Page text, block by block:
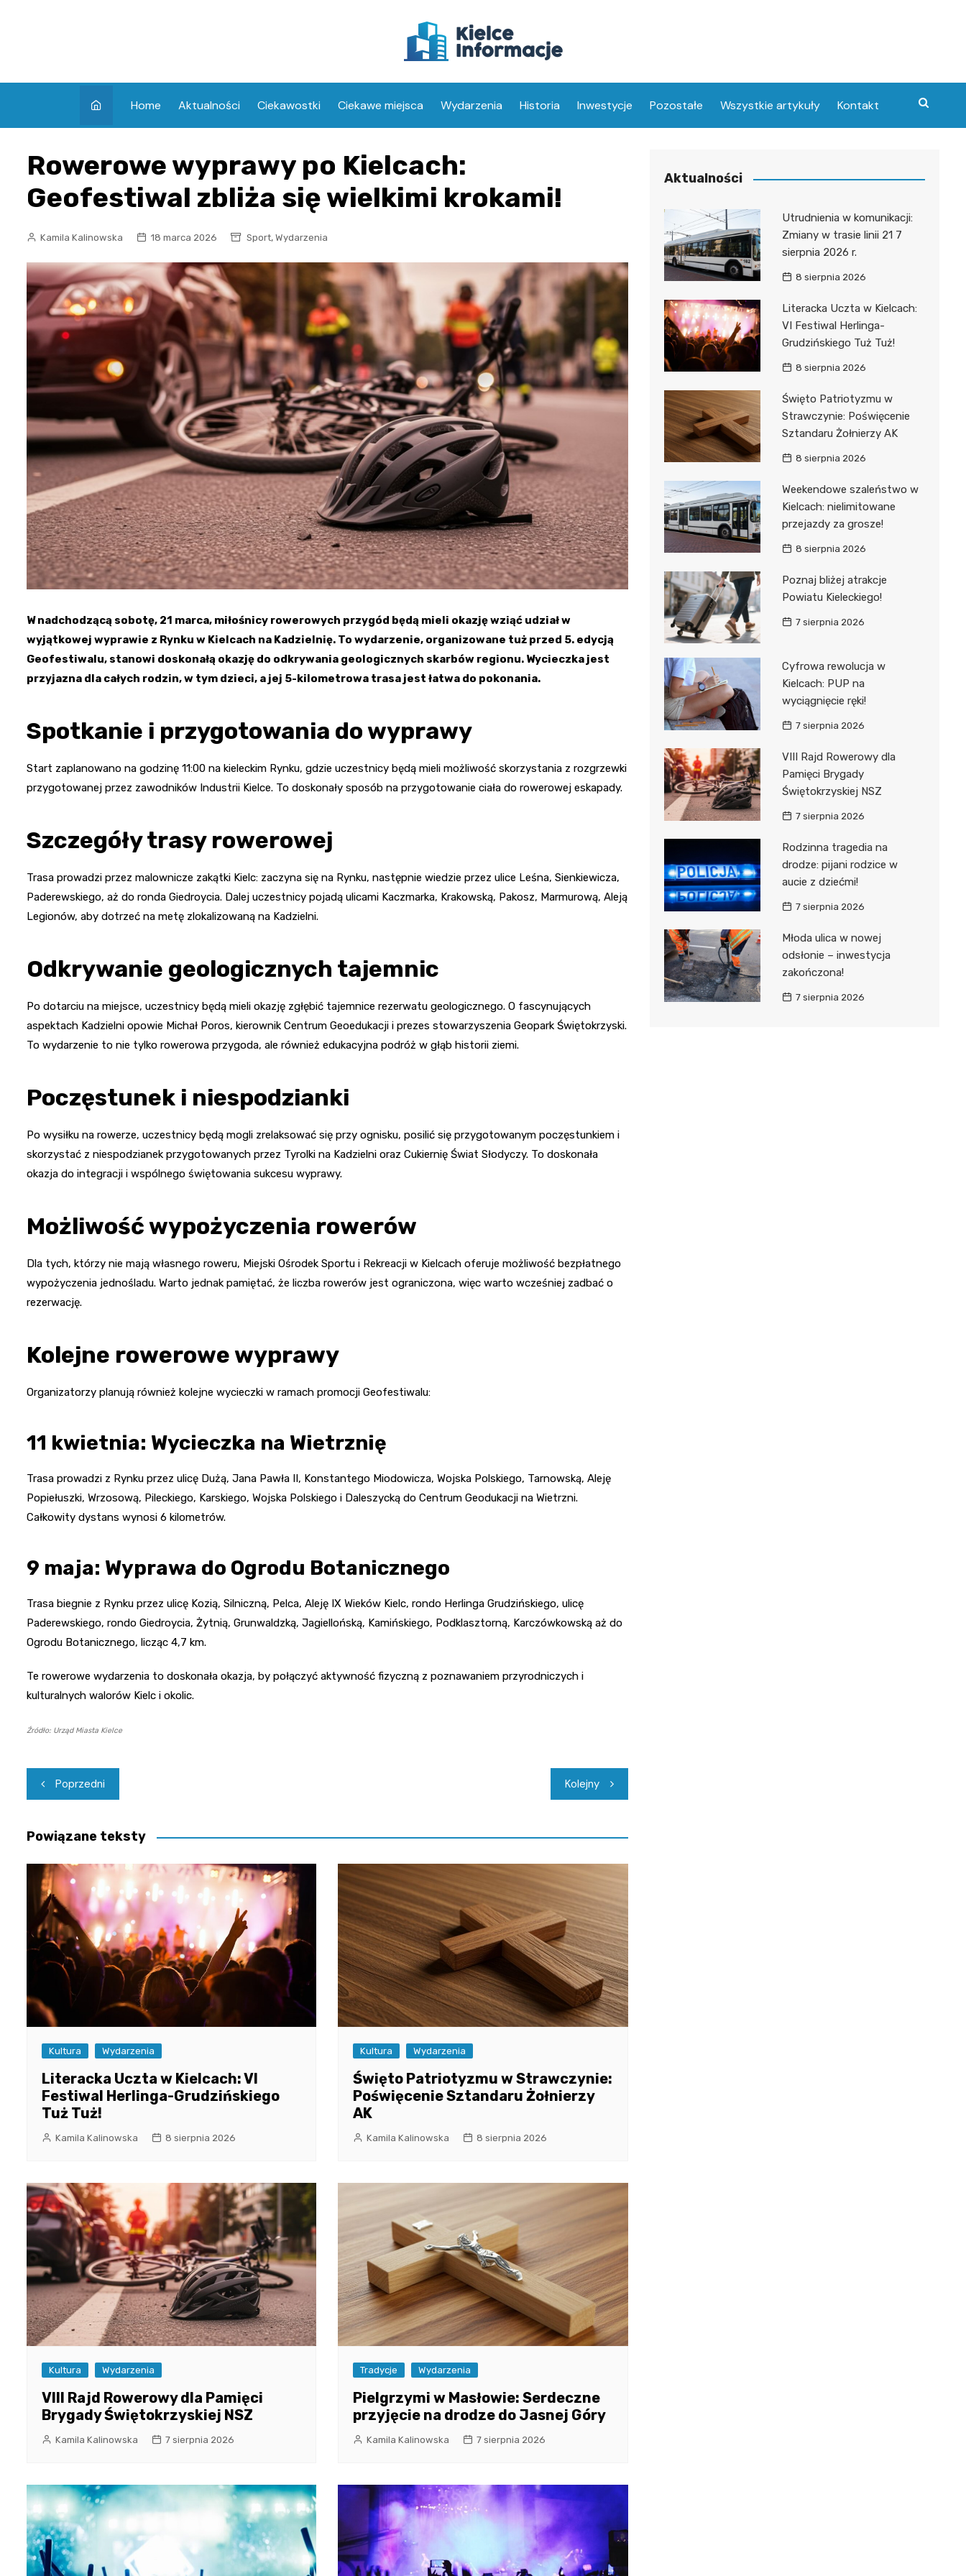
Home Aktualności Ciekawostki Ciekawe miejsca Wydarzenia Historia Inwestycje Pozostałe Wszystkie artykuły Kontakt
Rowerowe wyprawy po Kielcach:
Geofestiwal zbliża się wielkimi krokami!
Kamila Kalinowska 18 marca 2026 Sport, Wydarzenia
W nadchodzącą sobotę, 21 marca, miłośnicy rowerowych przygód będą mieli okazję wziąć udział w
wyjątkowej wyprawie z Rynku w Kielcach na Kadzielnię. To wydarzenie, organizowane tuż przed 5. edycją
Geofestiwalu, stanowi doskonałą okazję do odkrywania geologicznych skarbów regionu. Wycieczka jest
przyjazna dla całych rodzin, w tym dzieci, a jej 5-kilometrowa trasa jest łatwa do pokonania.
Spotkanie i przygotowania do wyprawy
Start zaplanowano na godzinę 11:00 na kieleckim Rynku, gdzie uczestnicy będą mieli możliwość skorzystania z rozgrzewki
przygotowanej przez zawodników Industrii Kielce. To doskonały sposób na przygotowanie ciała do rowerowej eskapady.
Szczegóły trasy rowerowej
Trasa prowadzi przez malownicze zakątki Kielc: zaczyna się na Rynku, następnie wiedzie przez ulice Leśna, Sienkiewicza,
Paderewskiego, aż do ronda Giedroycia. Dalej uczestnicy pojadą ulicami Kaczmarka, Krakowską, Pakosz, Marmurową, Aleją
Legionów, aby dotrzeć na metę zlokalizowaną na Kadzielni.
Odkrywanie geologicznych tajemnic
Po dotarciu na miejsce, uczestnicy będą mieli okazję zgłębić tajemnice rezerwatu geologicznego. O fascynujących
aspektach Kadzielni opowie Michał Poros, kierownik Centrum Geoedukacji i prezes stowarzyszenia Geopark Świętokrzyski.
To wydarzenie to nie tylko rowerowa przygoda, ale również edukacyjna podróż w głąb historii ziemi.
Poczęstunek i niespodzianki
Po wysiłku na rowerze, uczestnicy będą mogli zrelaksować się przy ognisku, posilić się przygotowanym poczęstunkiem i
skorzystać z niespodzianek przygotowanych przez Tyrolki na Kadzielni oraz Cukiernię Świat Słodyczy. To doskonała
okazja do integracji i wspólnego świętowania sukcesu wyprawy.
Możliwość wypożyczenia rowerów
Dla tych, którzy nie mają własnego roweru, Miejski Ośrodek Sportu i Rekreacji w Kielcach oferuje możliwość bezpłatnego
wypożyczenia jednośladu. Warto jednak pamiętać, że liczba rowerów jest ograniczona, więc warto wcześniej zadbać o
rezerwację.
Kolejne rowerowe wyprawy
Organizatorzy planują również kolejne wycieczki w ramach promocji Geofestiwalu:
11 kwietnia: Wycieczka na Wietrznię
Trasa prowadzi z Rynku przez ulicę Dużą, Jana Pawła II, Konstantego Miodowicza, Wojska Polskiego, Tarnowską, Aleję
Popiełuszki, Wrzosową, Pileckiego, Karskiego, Wojska Polskiego i Daleszycką do Centrum Geodukacji na Wietrzni.
Całkowity dystans wynosi 6 kilometrów.
9 maja: Wyprawa do Ogrodu Botanicznego
Trasa biegnie z Rynku przez ulicę Kozią, Silniczną, Pelca, Aleję IX Wieków Kielc, rondo Herlinga Grudzińskiego, ulicę
Paderewskiego, rondo Giedroycia, Żytnią, Grunwaldzką, Jagiellońską, Kamińskiego, Podklasztorną, Karczówkowską aż do
Ogrodu Botanicznego, licząc 4,7 km.
Te rowerowe wydarzenia to doskonała okazja, by połączyć aktywność fizyczną z poznawaniem przyrodniczych i
kulturalnych walorów Kielc i okolic.
Źródło: Urząd Miasta Kielce
Nawigacja
wpisu
Poprzedni Kolejny
Powiązane teksty
Kultura Wydarzenia
Literacka Uczta w Kielcach: VI
Festiwal Herlinga-Grudzińskiego
Tuż Tuż!
Kamila Kalinowska 8 sierpnia 2026
Kultura Wydarzenia
Święto Patriotyzmu w Strawczynie:
Poświęcenie Sztandaru Żołnierzy
AK
Kamila Kalinowska 8 sierpnia 2026
Kultura Wydarzenia
VIII Rajd Rowerowy dla Pamięci
Brygady Świętokrzyskiej NSZ
Kamila Kalinowska 7 sierpnia 2026
Tradycje Wydarzenia
Pielgrzymi w Masłowie: Serdeczne
przyjęcie na drodze do Jasnej Góry
Kamila Kalinowska 7 sierpnia 2026
Aktualności
Utrudnienia w komunikacji:
Zmiany w trasie linii 21 7
sierpnia 2026 r.
8 sierpnia 2026
Literacka Uczta w Kielcach:
VI Festiwal Herlinga-
Grudzińskiego Tuż Tuż!
8 sierpnia 2026
Święto Patriotyzmu w
Strawczynie: Poświęcenie
Sztandaru Żołnierzy AK
8 sierpnia 2026
Weekendowe szaleństwo w
Kielcach: nielimitowane
przejazdy za grosze!
8 sierpnia 2026
Poznaj bliżej atrakcje
Powiatu Kieleckiego!
7 sierpnia 2026
Cyfrowa rewolucja w
Kielcach: PUP na
wyciągnięcie ręki!
7 sierpnia 2026
VIII Rajd Rowerowy dla
Pamięci Brygady
Świętokrzyskiej NSZ
7 sierpnia 2026
Rodzinna tragedia na
drodze: pijani rodzice w
aucie z dziećmi!
7 sierpnia 2026
Młoda ulica w nowej
odsłonie – inwestycja
zakończona!
7 sierpnia 2026